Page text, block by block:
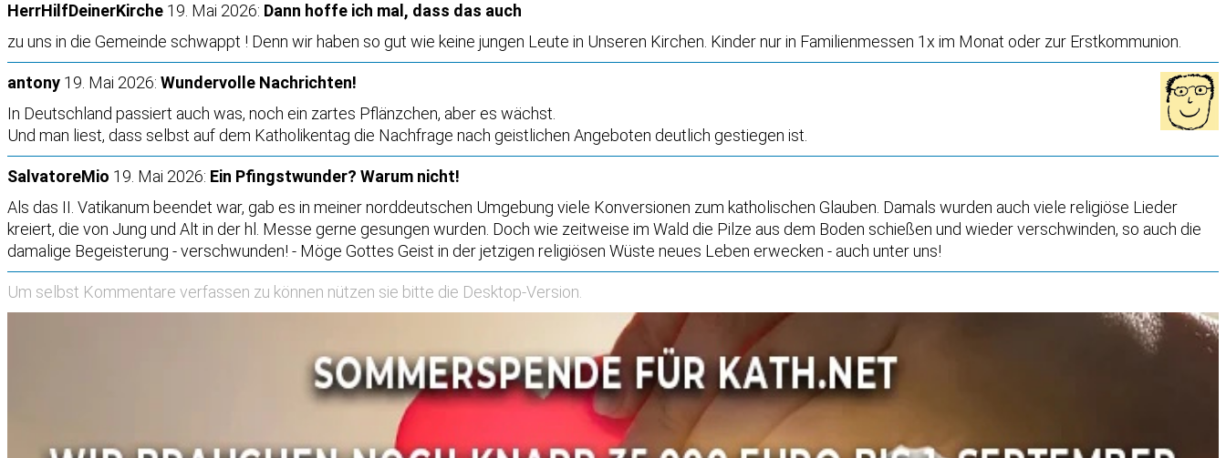
HerrHilfDeinerKirche 19. Mai 2026: Dann hoffe ich mal, dass das auch
zu uns in die Gemeinde schwappt ! Denn wir haben so gut wie keine jungen Leute in Unseren Kirchen. Kinder nur in Familienmessen 1x im Monat oder zur Erstkommunion.
antony 19. Mai 2026: Wundervolle Nachrichten!
In Deutschland passiert auch was, noch ein zartes Pflänzchen, aber es wächst.
Und man liest, dass selbst auf dem Katholikentag die Nachfrage nach geistlichen Angeboten deutlich gestiegen ist.
SalvatoreMio 19. Mai 2026: Ein Pfingstwunder? Warum nicht!
Als das II. Vatikanum beendet war, gab es in meiner norddeutschen Umgebung viele Konversionen zum katholischen Glauben. Damals wurden auch viele religiöse Lieder
kreiert, die von Jung und Alt in der hl. Messe gerne gesungen wurden. Doch wie zeitweise im Wald die Pilze aus dem Boden schießen und wieder verschwinden, so auch die
damalige Begeisterung - verschwunden! - Möge Gottes Geist in der jetzigen religiösen Wüste neues Leben erwecken - auch unter uns!
Um selbst Kommentare verfassen zu können nützen sie bitte die Desktop-Version.